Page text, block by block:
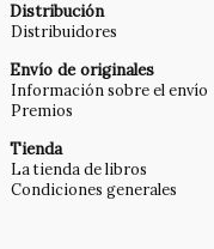
Distribución
Distribuidores
Envío de originales
Información sobre el envío
Premios
Tienda
La tienda de libros
Condiciones generales